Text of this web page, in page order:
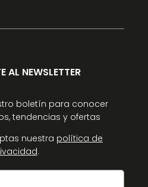
AL NEWSLETTER
boletín para conocer
tendencias y ofertas
nuestra política de
.